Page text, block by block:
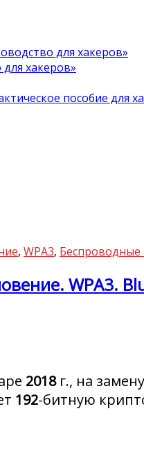
для хакеров»
хакеров»
пособие для
, WPA3, Беспроводные
WPA3.
2018г., на
192-битную